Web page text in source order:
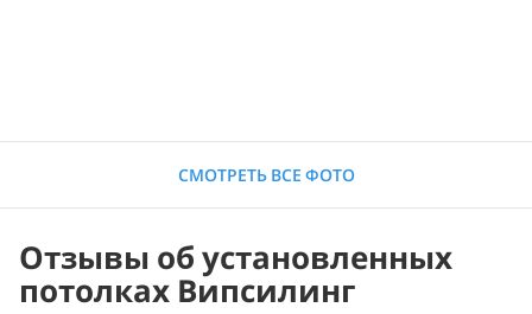
СМОТРЕТЬ ВСЕ ФОТО
Отзывы об установленных
потолках Випсилинг